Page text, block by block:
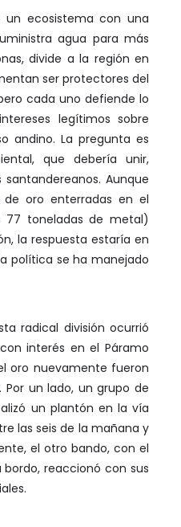
un ecosistema con una
agua para más
divide a la región en
ser protectores del
cada uno defiende lo
legítimos sobre
andino. La pregunta es
que debería unir,
Aunque
de oro enterradas en el
77 toneladas de metal)
la respuesta estaría en
política se ha manejado
radical división ocurrió
interés en el Páramo
oro nuevamente fueron
un lado, un grupo de
un plantón en la vía
las seis de la mañana y
el otro bando, con el
reaccionó con sus